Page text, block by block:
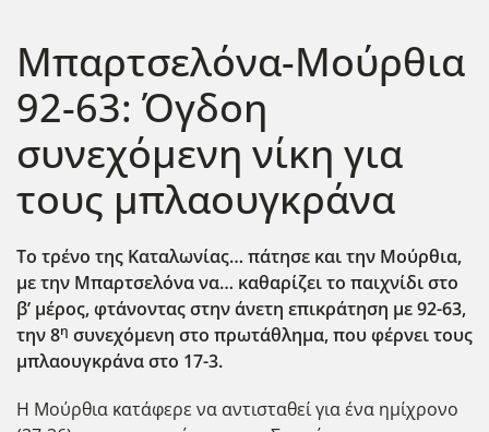
Μπαρτσελόνα-Μούρθια
92-63: Όγδοη
συνεχόμενη νίκη για
τους μπλαουγκράνα
Το τρένο της Καταλωνίας… πάτησε και την Μούρθια,
με την Μπαρτσελόνα να… καθαρίζει το παιχνίδι στο
β’ μέρος, φτάνοντας στην άνετη επικράτηση με 92-63,
την 8η συνεχόμενη στο πρωτάθλημα, που φέρνει τους
μπλαουγκράνα στο 17-3.
Η Μούρθια κατάφερε να αντισταθεί για ένα ημίχρονο